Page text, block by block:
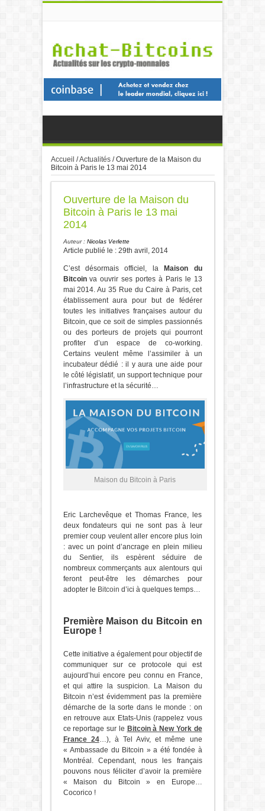
Accueil /Actualités/Ouverture de la Maison du
Bitcoin à Paris le 13 mai 2014
Ouverture de la Maison du
Bitcoin à Paris le 13 mai
2014
Auteur : Nicolas Verlette
Article publié le : 29th avril, 2014
C’est désormais officiel, la
Maison du
Bitcoinva ouvrir ses portes à Paris le 13
mai 2014. Au 35 Rue du Caire à Paris, cet
établissement aura pour but de fédérer
toutes les initiatives françaises autour du
Bitcoin, que ce soit de simples passionnés
ou des porteurs de projets qui pourront
profiter d’un espace de co-working.
Certains veulent même l’assimiler à un
incubateur dédié : il y aura une aide pour
le côté législatif, un support technique pour
l’infrastructure et la sécurité…
Maison du Bitcoin à Paris
Eric Larchevêque et Thomas France, les
deux fondateurs qui ne sont pas à leur
premier coup veulent aller encore plus loin
: avec un point d’ancrage en plein milieu
du Sentier, ils espèrent séduire de
nombreux commerçants aux alentours qui
feront peut-être les démarches pour
adopter le Bitcoin d’ici à quelques temps…
Première Maison du Bitcoin en
Europe !
Cette initiative a également pour objectif de
communiquer sur ce protocole qui est
aujourd’hui encore peu connu en France,
et qui attire la suspicion. La Maison du
Bitcoin n’est évidemment pas la première
démarche de la sorte dans le monde : on
en retrouve aux Etats-Unis (rappelez vous
ce reportage sur le Bitcoin à New York de
France 24…), à Tel Aviv, et même une
« Ambassade du Bitcoin » a été fondée à
Montréal. Cependant, nous les français
pouvons nous féliciter d’avoir la première
« Maison du Bitcoin » en Europe…
Cocorico !